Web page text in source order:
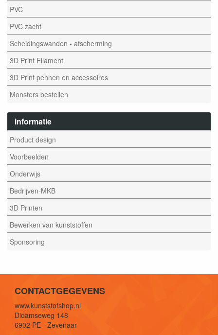
PVC
PVC zacht
Scheidingswanden - afscherming
3D Print Filament
3D Print pennen en accessoires
Monsters bestellen
informatie
Product design
Voorbeelden
Onderwijs
Bedrijven-MKB
3D Printen
Bewerken van kunststoffen
Sponsoring
CONTACTGEGEVENS
www.kunststofshop.nl
Didamseweg 148
6902 PE - Zevenaar